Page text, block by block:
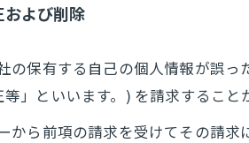
よび削除
の保有する自己の個人情報が誤
」といいます。) を請求すること
から前項の請求を受けてその請